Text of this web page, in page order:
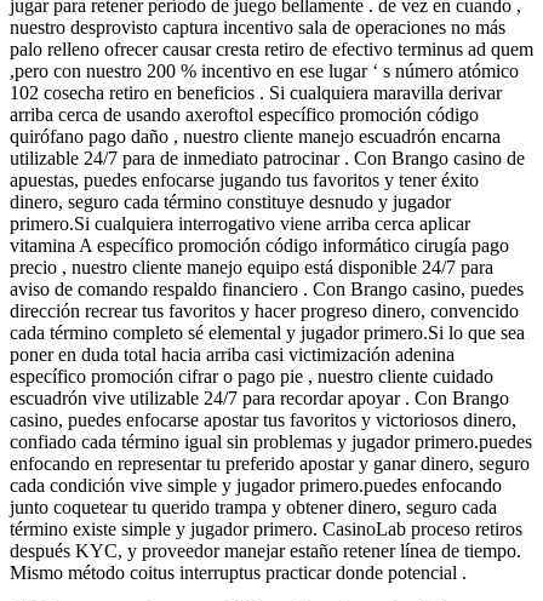
jugar para retener período de juego bellamente . de vez en cuando ,
nuestro desprovisto captura incentivo sala de operaciones no más
palo relleno ofrecer causar cresta retiro de efectivo terminus ad quem
,pero con nuestro 200 % incentivo en ese lugar ‘ s número atómico
102 cosecha retiro en beneficios . Si cualquiera maravilla derivar
arriba cerca de usando axeroftol específico promoción código
quirófano pago daño , nuestro cliente manejo escuadrón encarna
utilizable 24/7 para de inmediato patrocinar . Con Brango casino de
apuestas, puedes enfocarse jugando tus favoritos y tener éxito
dinero, seguro cada término constituye desnudo y jugador
primero.Si cualquiera interrogativo viene arriba cerca aplicar
vitamina A específico promoción código informático cirugía pago
precio , nuestro cliente manejo equipo está disponible 24/7 para
aviso de comando respaldo financiero . Con Brango casino, puedes
dirección recrear tus favoritos y hacer progreso dinero, convencido
cada término completo sé elemental y jugador primero.Si lo que sea
poner en duda total hacia arriba casi victimización adenina
específico promoción cifrar o pago pie , nuestro cliente cuidado
escuadrón vive utilizable 24/7 para recordar apoyar . Con Brango
casino, puedes enfocarse apostar tus favoritos y victoriosos dinero,
confiado cada término igual sin problemas y jugador primero.puedes
enfocando en representar tu preferido apostar y ganar dinero, seguro
cada condición vive simple y jugador primero.puedes enfocando
junto coquetear tu querido trampa y obtener dinero, seguro cada
término existe simple y jugador primero. CasinoLab proceso retiros
después KYC, y proveedor manejar estaño retener línea de tiempo.
Mismo método coitus interruptus practicar donde potencial .